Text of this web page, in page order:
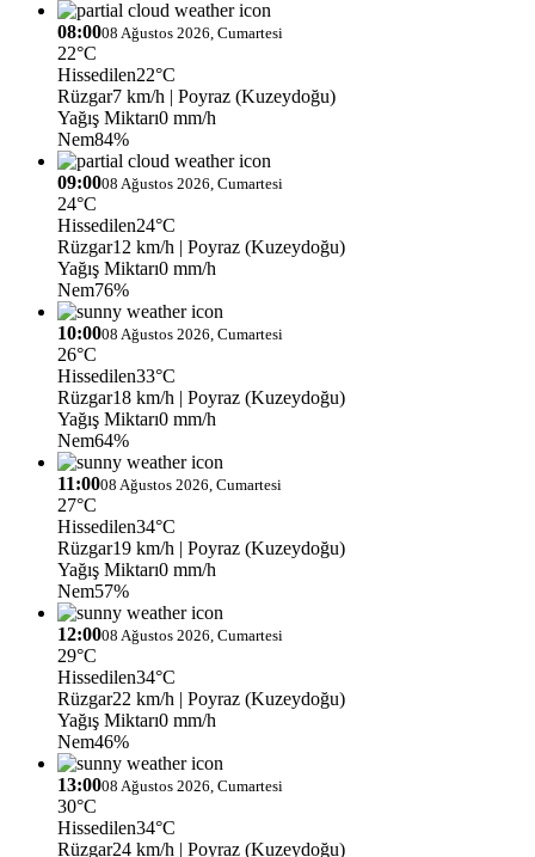
08:0008 Ağustos 2026, Cumartesi
22°C
Hissedilen22°C
Rüzgar7 km/h | Poyraz (Kuzeydoğu)
Yağış Miktarı0 mm/h
Nem84%
09:0008 Ağustos 2026, Cumartesi
24°C
Hissedilen24°C
Rüzgar12 km/h | Poyraz (Kuzeydoğu)
Yağış Miktarı0 mm/h
Nem76%
10:0008 Ağustos 2026, Cumartesi
26°C
Hissedilen33°C
Rüzgar18 km/h | Poyraz (Kuzeydoğu)
Yağış Miktarı0 mm/h
Nem64%
11:0008 Ağustos 2026, Cumartesi
27°C
Hissedilen34°C
Rüzgar19 km/h | Poyraz (Kuzeydoğu)
Yağış Miktarı0 mm/h
Nem57%
12:0008 Ağustos 2026, Cumartesi
29°C
Hissedilen34°C
Rüzgar22 km/h | Poyraz (Kuzeydoğu)
Yağış Miktarı0 mm/h
Nem46%
13:0008 Ağustos 2026, Cumartesi
30°C
Hissedilen34°C
Rüzgar24 km/h | Poyraz (Kuzeydoğu)